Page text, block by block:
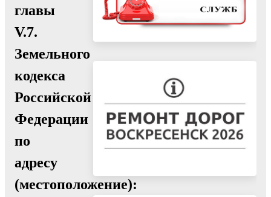
главы
V.7.
Земельного
кодекса
Российской
Федерации
по
адресу
(местоположение):